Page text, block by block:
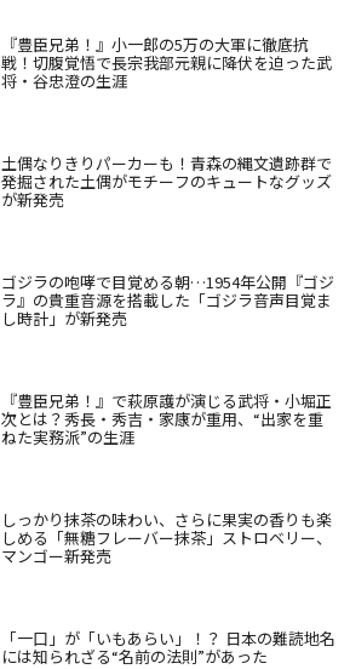
『豊臣兄弟！』小一郎の5万の大軍に徹底抗
戦！切腹覚悟で長宗我部元親に降伏を迫った武
将・谷忠澄の生涯
土偶なりきりパーカーも！青森の縄文遺跡群で
発掘された土偶がモチーフのキュートなグッズ
が新発売
ゴジラの咆哮で目覚める朝…1954年公開『ゴジ
ラ』の貴重音源を搭載した「ゴジラ音声目覚ま
し時計」が新発売
『豊臣兄弟！』で萩原護が演じる武将・小堀正
次とは？秀長・秀吉・家康が重用、“出家を重
ねた実務派”の生涯
しっかり抹茶の味わい、さらに果実の香りも楽
しめる「無糖フレーバー抹茶」ストロベリー、
マンゴー新発売
「一口」が「いもあらい」！？ 日本の難読地名
には知られざる“名前の法則”があった